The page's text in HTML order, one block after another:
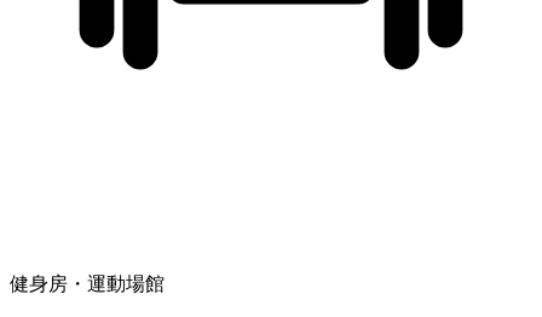
健身房・運動場館